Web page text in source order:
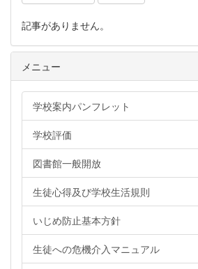
記事がありません。
メニュー
学校案内パンフレット
学校評価
図書館一般開放
生徒心得及び学校生活規則
いじめ防止基本方針
生徒への危機介入マニュアル